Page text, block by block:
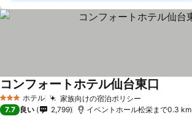
3 ホテルのランク
ホテル 家族向けの宿泊ポリシー
コンフォートホテル仙台東口
7.7 良い 2,799 イベントホール松栄まで0.3 km